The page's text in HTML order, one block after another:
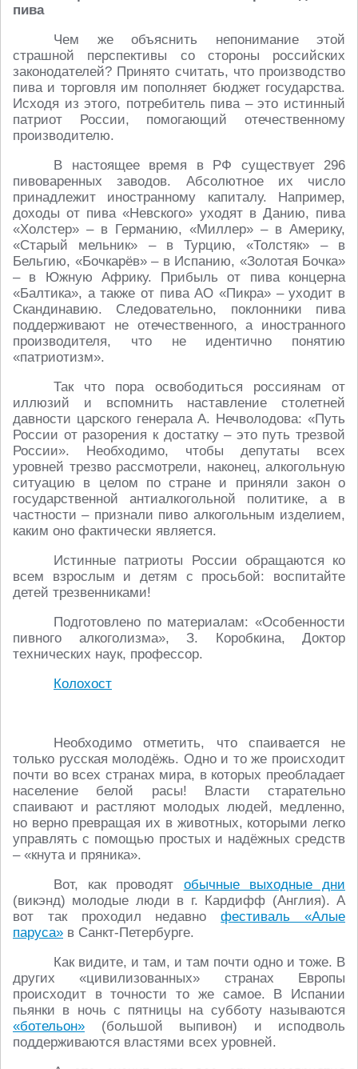
пива
Чем же объяснить непонимание этой
страшной перспективы со стороны российских
законодателей? Принято считать, что производство
пива и торговля им пополняет бюджет государства.
Исходя из этого, потребитель пива – это истинный
патриот России, помогающий отечественному
производителю.
В настоящее время в РФ существует 296
пивоваренных заводов. Абсолютное их число
принадлежит иностранному капиталу. Например,
доходы от пива «Невского» уходят в Данию, пива
«Холстер» – в Германию, «Миллер» – в Америку,
«Старый мельник» – в Турцию, «Толстяк» – в
Бельгию, «Бочкарёв» – в Испанию, «Золотая Бочка»
– в Южную Африку. Прибыль от пива концерна
«Балтика», а также от пива АО «Пикра» – уходит в
Скандинавию. Следовательно, поклонники пива
поддерживают не отечественного, а иностранного
производителя, что не идентично понятию
«патриотизм».
Так что пора освободиться россиянам от
иллюзий и вспомнить наставление столетней
давности царского генерала А. Нечволодова: «Путь
России от разорения к достатку – это путь трезвой
России». Необходимо, чтобы депутаты всех
уровней трезво рассмотрели, наконец, алкогольную
ситуацию в целом по стране и приняли закон о
государственной антиалкогольной политике, а в
частности – признали пиво алкогольным изделием,
каким оно фактически является.
Истинные патриоты России обращаются ко
всем взрослым и детям с просьбой: воспитайте
детей трезвенниками!
Подготовлено по материалам: «Особенности
пивного алкоголизма», З. Коробкина, Доктор
технических наук, профессор.
Колохост
Необходимо отметить, что спаивается не
только русская молодёжь. Одно и то же происходит
почти во всех странах мира, в которых преобладает
население белой расы! Власти старательно
спаивают и растляют молодых людей, медленно,
но верно превращая их в животных, которыми легко
управлять с помощью простых и надёжных средств
– «кнута и пряника».
Вот, как проводят обычные выходные дни
(викэнд) молодые люди в г. Кардифф (Англия). А
вот так проходил недавнофестиваль «Алые
паруса» в Санкт-Петербурге.
Как видите, и там, и там почти одно и тоже. В
других «цивилизованных» странах Европы
происходит в точности то же самое. В Испании
пьянки в ночь с пятницы на субботу называются
«ботельон» (большой выпивон) и исподволь
поддерживаются властями всех уровней.